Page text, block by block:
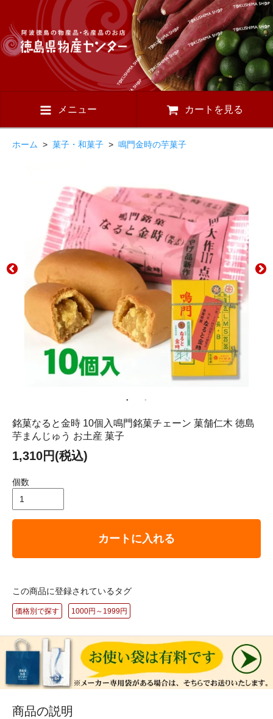
メニュー カートを見る
ホーム > 菓子・和菓子 > 鳴門金時の芋菓子
銘菓なると金時 10個入鳴門銘菓チェーン 菓舗仁木 徳島
芋まんじゅう お土産 菓子
1,310円(税込)
個数
カートに入れる
この商品に登録されているタグ
価格別で探す 1000円～1999円
商品の説明